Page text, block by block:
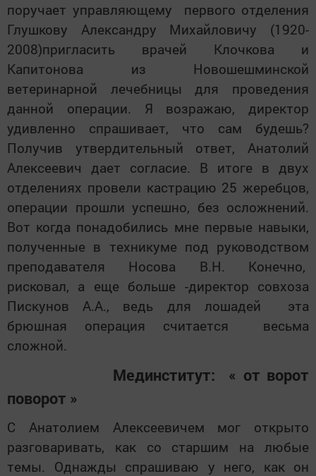
поручает управляющему первого отделения
Глушкову Александру Михайловичу (1920-
2008)пригласить врачей Клочкова и
Капитонова из Новошешминской
ветеринарной лечебницы для проведения
данной операции. Я возражаю, директор
удивленно спрашивает, что сам будешь?
Получив утвердительный ответ, Анатолий
Алексеевич дает согласие. В итоге в двух
отделениях провели кастрацию 25 жеребцов,
операции прошли успешно, без осложнений.
Вот когда понадобились мне первые навыки,
полученные в техникуме под руководством
преподавателя Носова В.Н. Конечно,
рисковал, а еще больше -директор совхоза
Пискунов А.А., ведь для лошадей эта
брюшная операция считается весьма
сложной.
Мединститут: « от ворот
поворот »
С Анатолием Алексеевичем мог открыто
разговаривать, как со старшим на любые
темы. Однажды спрашиваю у него, как он